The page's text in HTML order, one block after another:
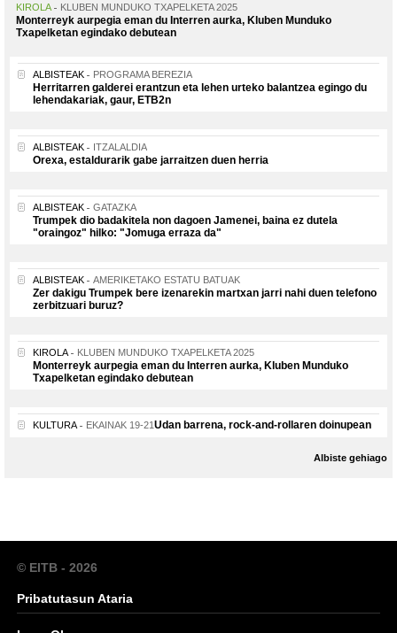
KIROLA KLUBEN MUNDUKO TXAPELKETA 2025
Monterreyk aurpegia eman du Interren aurka, Kluben Munduko
Txapelketan egindako debutean
ALBISTEAK PROGRAMA BEREZIA
Herritarren galderei erantzun eta lehen urteko balantzea egingo du
lehendakariak, gaur, ETB2n
ALBISTEAK ITZALALDIA
Orexa, estaldurarik gabe jarraitzen duen herria
ALBISTEAK GATAZKA
Trumpek dio badakitela non dagoen Jamenei, baina ez dutela
"oraingoz" hilko: "Jomuga erraza da"
ALBISTEAK AMERIKETAKO ESTATU BATUAK
Zer dakigu Trumpek bere izenarekin martxan jarri nahi duen telefono
zerbitzuari buruz?
KIROLA KLUBEN MUNDUKO TXAPELKETA 2025
Monterreyk aurpegia eman du Interren aurka, Kluben Munduko
Txapelketan egindako debutean
KULTURA EKAINAK 19-21Udan barrena, rock-and-rollaren doinupean
Albiste gehiago
© EITB - 2026
Pribatutasun Ataria